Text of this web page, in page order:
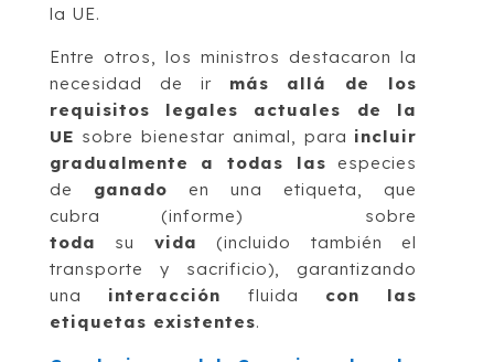
la UE.
Entre otros, los ministros destacaron la
necesidad de ir más allá de los
requisitos legales actuales de la
UE sobre bienestar animal, para incluir
gradualmente a todas las especies
de ganado en una etiqueta, que
cubra (informe) sobre
toda su vida (incluido también el
transporte y sacrificio), garantizando
una interacción fluida con las
etiquetas existentes.